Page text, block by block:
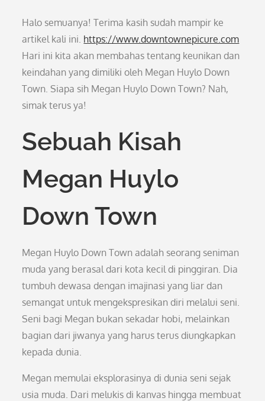
Halo semuanya! Terima kasih sudah mampir ke
artikel kali ini. https://www.downtownepicure.com
Hari ini kita akan membahas tentang keunikan dan
keindahan yang dimiliki oleh Megan Huylo Down
Town. Siapa sih Megan Huylo Down Town? Nah,
simak terus ya!
Sebuah Kisah
Megan Huylo
Down Town
Megan Huylo Down Town adalah seorang seniman
muda yang berasal dari kota kecil di pinggiran. Dia
tumbuh dewasa dengan imajinasi yang liar dan
semangat untuk mengekspresikan diri melalui seni.
Seni bagi Megan bukan sekadar hobi, melainkan
bagian dari jiwanya yang harus terus diungkapkan
kepada dunia.
Megan memulai eksplorasinya di dunia seni sejak
usia muda. Dari melukis di kanvas hingga membuat